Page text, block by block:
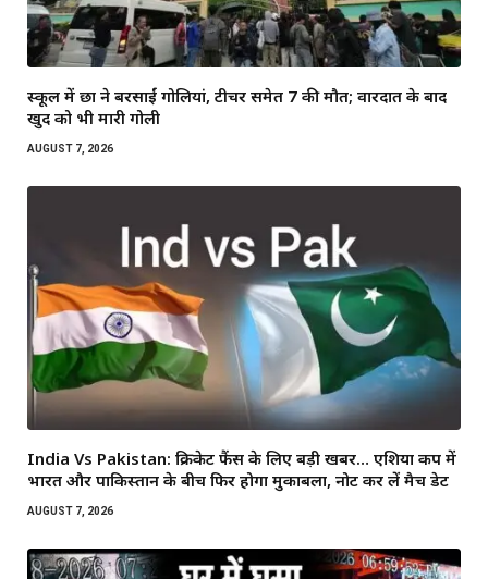
स्कूल में छात्र ने बरसाईं गोलियां, टीचर समेत 7 की मौत; वारदात के बाद
खुद को भी मारी गोली
AUGUST 7, 2026
India Vs Pakistan: क्रिकेट फैंस के लिए बड़ी खबर… एशिया कप में
भारत और पाकिस्तान के बीच फिर होगा मुकाबला, नोट कर लें मैच डेट
AUGUST 7, 2026